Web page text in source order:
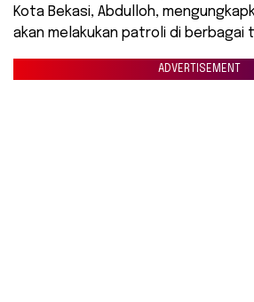
Kota Bekasi, Abdulloh,
akan melakukan patroli di
ADVERTISEMENT